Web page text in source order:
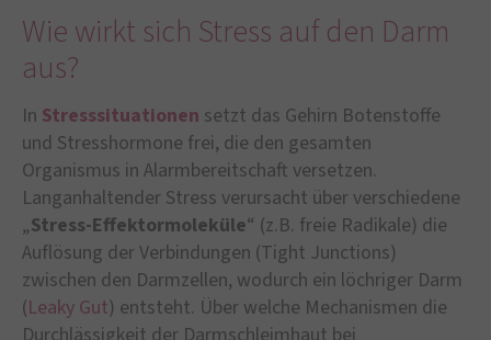
Wie wirkt sich Stress auf den Darm
aus?
In Stresssituationen setzt das Gehirn Botenstoffe
und Stresshormone frei, die den gesamten
Organismus in Alarmbereitschaft versetzen.
Langanhaltender Stress verursacht über verschiedene
„Stress-Effektormoleküle“ (z.B. freie Radikale) die
Auflösung der Verbindungen (Tight Junctions)
zwischen den Darmzellen, wodurch ein löchriger Darm
(Leaky Gut) entsteht. Über welche Mechanismen die